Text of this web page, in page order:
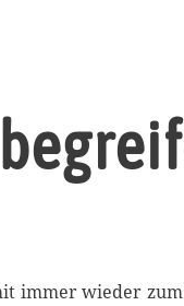
immer wieder